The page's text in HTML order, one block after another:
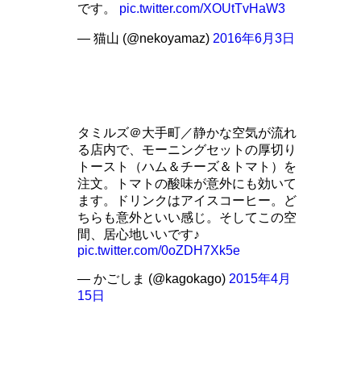
です。 pic.twitter.com/XOUtTvHaW3
— 猫山 (@nekoyamaz) 2016年6月3日
タミルズ＠大手町／静かな空気が流れ
る店内で、モーニングセットの厚切り
トースト（ハム＆チーズ＆トマト）を
注文。トマトの酸味が意外にも効いて
ます。ドリンクはアイスコーヒー。ど
ちらも意外といい感じ。そしてこの空
間、居心地いいです♪
pic.twitter.com/0oZDH7Xk5e
— かごしま (@kagokago) 2015年4月
15日